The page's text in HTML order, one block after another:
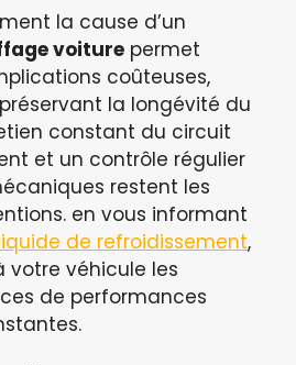
la cause d’un
voiture permet
coûteuses,
la longévité du
constant du circuit
et un contrôle régulier
restent les
en vous informant
de refroidissement,
votre véhicule les
de performances